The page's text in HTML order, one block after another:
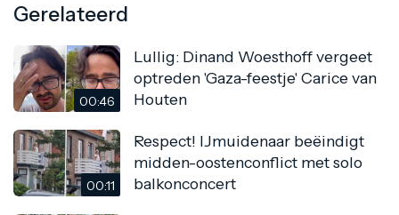
Gerelateerd
00:46
Lullig: Dinand Woesthoff vergeet
optreden 'Gaza-feestje' Carice van
Houten
00:11
Respect! IJmuidenaar beëindigt
midden-oostenconflict met solo
balkonconcert